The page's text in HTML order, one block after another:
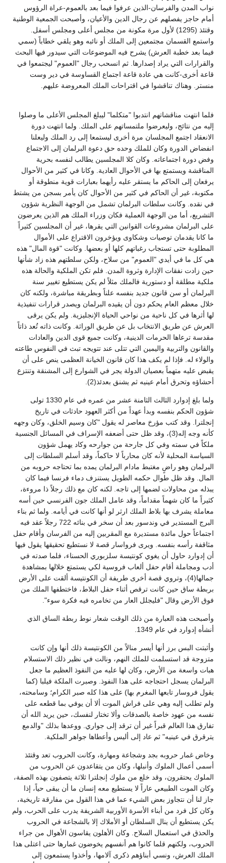
نواب المدن والفرسان-الذين عرفوا فيما بعد بالعموم-عراة الرؤوس
أمام حاجز يفصلهم عن رجال الدين والأعيان، وأصبحت الجمعية الوطنية
وقتئذ (1295) لأول مرة مكونة من مجلس أعلى ومجلس أسفل.
واستمع القسمان مجتمعين إلى الملك أو نائبه وهو يلقي خطاباً (سمي
فيما بعد خطبة العرش) يشرح فيه الموضوعات التي سيدور فيها البحث
والقرارات التي يراد إصدارها. ثم انسحب رجال "العموم" ليجتمعوا في
قاعة أخرى-كانت هي عادة قاعة اجتماع القساوسة في دير وست
منستر. وهناك تناقشوا في اقتراحات الملك المعروضة عليهم.
فلما انتهت مناقشاتهم انتدبوا "متكلما" ليبلغ المجلس الأعلى ما وصلوا
إليه من نتائج، وليعرضوا ملتمساتهم على الملك. ولما انتهت دورة
الانعقاد اجتمع المجلسان مرة أخرى ليستمعا إلى رد الملك وليعلنا
انفضاض الدورة وكان للملك وحده حق دعوة البرلمان إلى الاجتماع
وفض دورة اجتماعاته. وكان كلا المجلسين يطالب لنفسه بحرية
المناقشة ويستمتع بها في الأحوال العادية. وكانا في كثير من الأحوال
يرفعان إلى الحاكم ما يستقر عليه رأيهما بعبارات قوية منطوقة أو
مكتوبة، غير أن الحاكم في كثير من الأحوال كان يأمر بسجن من يشتط
في نقده. وكانت سلطات البرلمان تشمل من الوجهة النظرية شؤون
التشريع، أما من الوجهة العملية فكان وزراء الملك هم الذين يعرضون
على البرلمان مشروعات القوانين التي يقرها، غير أن المجلسين كثيراً
ما كانا يقدمان توصيات وشكاوى ويؤخرون الاقتراع على الأموال
المطلوبة حتى تستجاب رغباتهم كلها أو بعضها. وكانت "قوة المال" هذه
هي كل ما في أيدي "العموم" من سلاح، ولكن سلطتهم هذه زاد شأنها
حين زادت نفقات الإدارة وثروة المدن. فلم تكن الملكية والحالة هذه
ملكية مطلقة أو دستورية فالملك مثلاً لم يكن يستطيع تغيير سنة
البرلمان أو سن قانون جديد بنفسه علناً وبطريقة مباشرة، ولكنه كان
خلال معظم العام يحكم دون أن يقيده البرلمان ويصدر قرارات تنفيذية
لها أثرها في كل ناحية من نواحي الحياة الإنجليزية. ولم يكن يرقى
العرش عن طريق الانتخاب بل عن طريق الوراثة. وكانت ذاته تُعد ذاتاً
مقدسة ترعاها الحرمات الدينية، وكانت جميع قوى الدين والعادات
والقانون والتربية واليمين التي تتلى عند تتويجه تبث في النفوس طاعته
والولاء له. فإذا لم يكف هذا كان قانون الخيانة العظمى ينص على أن
يقبض عليه متهماً بعصيان الدولة يجر في الشوارع إلى المشنقة وتنتزع
أحشاؤه وتحرق أمام عينيه ثم يشنق بعدئذ(2).
ولما بلغ إدوارد الثالث الثامنة عشر من عمره في عام 1330 تولى
شؤون الحكم بنفسه وبدأ عهداً من أكثر العهود حادثات في تاريخ
إنجلترا. وقد كتب مؤرخ معاصر له يقول "كان وسيم الخلق، وكان وجهه
كأنه وجه إله(3)، وقد ظل حتى أضعفه الإسراف في المسائل الجنسية
ملكاً في سمته وفي كل جارحة من جوارحه وكاد يهمل شؤون
السياسة المحلية لأنه كان محارباً لا حاكماً، وقد أسلم السلطات إلى
البرلمان وهو راضٍ مغتبط مادام البرلمان يمده بما تحتاجه حروبه من
المال. وقد ظل طوال حكمه الطويل يستنزف دماء فرنسا فيما كان
يبذله من محاولات لضمها إلى تاجه. لكنه كان مع ذلك رجلاً ذا مروءة،
كثيراً ما كان شهماً مقداماً، وقد عامل الملك جون الفرنسي حين أسه
معاملة يشرف بها بلاط الملك ارثر لو أنها كانت في أيامه. ولما ثم بناء
البرج المستدير في وندسور بعد أن سخر في بنائه 722 رجلاً عقد فيه
اجتماعاً حول مائدة مستديرة مع المقربين إليه من الفرسان وأقام حفل
مثاقفة رأسه بنفسه. ويرى فرواسار قصة لا نستطيع تحقيقها يقول فيها
أن إدوارد حاول أن يغوي كونتيسة سلزبوري الحسناء، فلما صدته في
أدب ومجاملة أقام حفل ألعاب فروسية لكي يستمتع خلالها بمشاهدة
جمالها(4)، وتروي قصة أخرى طريفة أن الكونتيسة ألقت على الأرض
بربطة ساق حين كانت ترقص أثناء حفل البلاط، فاختطفها الملك من
فوق الأرض وقال "فليجلل العار من تخامره فيه فكرة سوء".
وأصبحت هذه العبارة من ذلك الوقت شعار نوط ربطة الساق الذي
أنشأه إدوارد في عام 1349.
وأثبتت البس برز أنها أيسر منالاً من الكونتيسة ذلك أنها وإن كانت
متزوجة قد استسلمت للملك النهم، ونالت في نظير ذلك الاستسلام
هبات واسعة من الأرض، وكان لها عليه من النفوذ العظيم ما جعل
البرلمان يسجل احتجاجه على هذا النفوذ. وصبرت الملكة فيلبا (كما
يقول فروسار تابعها المغرم بها) على هذا كله صبر الكرام؛ وسامحته،
ولم تطلب إليه وهي على فراش الموت ألا أن يوفي بما قطعه على
نفسه من عهود خاصة بالصدقات وألا تختار لنفسك، حين يريد الله أن
تفارق هذا العالم قبراً غير أن ترقد إلى جواري. ووعدها بذلك "والدمع
يترقرق في عينيه" ثم عاد إلى أليس وأعطاها جواهر الملكية.
وخاض غمار حروبه بجد وشجاعة ومهارة، وكانت الحروب تعد وقتئذ
أسمى أعمال الملوك وأنبلها، وكان من يتقاعدون عن الحروب من
الملوك يحتقرون، وقد خلع من ملوك إنجلترا ثلاثة يتصفون بهذه الصفة،
وكان الموت الطبيعي عاراً لا يستطيع معه إنسان ما أن يبقى حياً، إذا
جاز لنا أن نتجاوز بعض الشيء عما في هذا القول من مفارقة تاريخية،
وكان كل فرد من أبناء الأسرة الأوربية الشريفة يدرب على الحرب، ولم
يكن يستطيع أن ينال السلطان أو الأملاك إلا بالشجاعة في الحروب
والحذق في استعمال السلاح. وكان الأهلون يقاسون الأهوال من جراء
الحروب، ولكنهم قلما كانوا هم أنفسهم يخوضون غمارها حتى اعتلى هذا
الملك العرش، ونسي أبناؤهم ذكرى آلامها، وأخذوا يستمعون إلى